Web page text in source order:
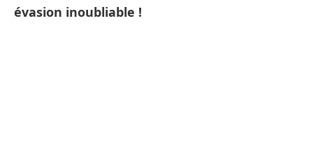
évasion inoubliable !